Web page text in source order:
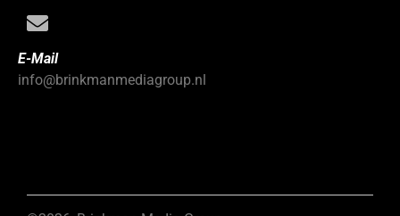
E-Mail
info@brinkmanmediagroup.nl